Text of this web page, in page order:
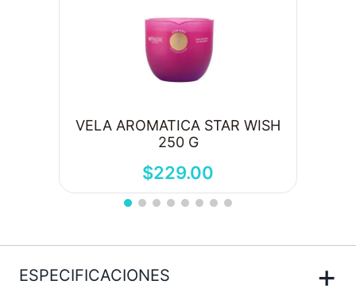
VELA AROMATICA STAR WISH
250 G
$229.00
ESPECIFICACIONES +